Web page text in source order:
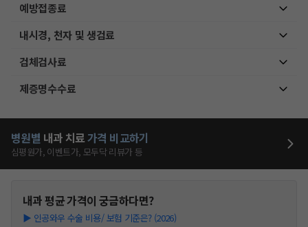
예방접종료
내시경, 천자 및 생검료
검체검사료
제증명수수료
병원별 내과 치료가격 비교하기
심평원가, 이벤트가, 모두닥 리뷰가 등
내과평균 가격이 궁금하다면?
▶ 인공와우 수술 비용/ 보험 기준은? (2026)